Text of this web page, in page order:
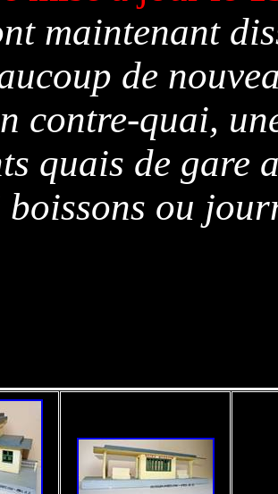
maintenant
de
contre-quai,
quais de gare
boissons ou